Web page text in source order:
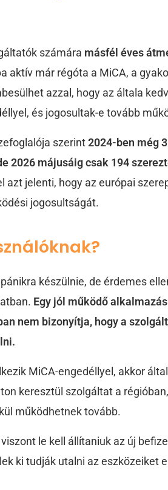
számára másfél éves
aktív már régóta a MiCA, a
azzal, hogy az általa
és jogosultak-e tovább
szerint2024-ben még
2026 májusáig csak 194
azt jelenti, hogy az európai
jogosultságát.
készülnie, de érdemes
Egy jól működő
nem bizonyítja, hogy a
MiCA-engedéllyel, akkor
keresztül szolgáltat a
működhetnek tovább.
le kell állítaniuk az új
ki tudják utalni az eszközeiket